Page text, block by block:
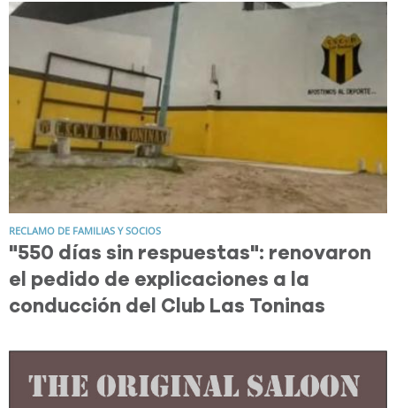
RECLAMO DE FAMILIAS Y SOCIOS
"550 días sin respuestas": renovaron
el pedido de explicaciones a la
conducción del Club Las Toninas